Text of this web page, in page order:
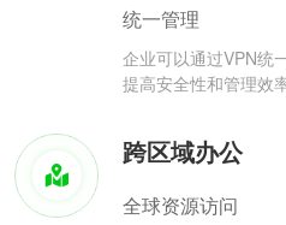
统一管理
企业可以通过VPN统
提高安全性和管理效率
跨区域办公
全球资源访问